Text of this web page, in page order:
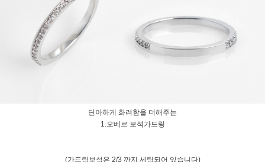
단아하게 화려함을 더해주는
1.오베르 보석가드링
(가드링보석은 2/3 까지 세팅되어 있습니다)